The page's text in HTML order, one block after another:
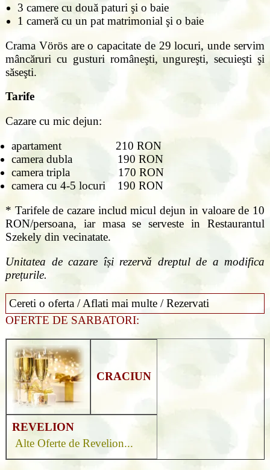
3 camere cu două paturi şi o baie
1 cameră cu un pat matrimonial şi o baie
Crama Vörös are o capacitate de 29 locuri, unde servim
mâncăruri cu gusturi româneşti, ungureşti, secuieşti şi
săseşti.
Tarife
Cazare cu mic dejun:
apartament 210 RON
camera dubla 190 RON
camera tripla 170 RON
camera cu 4-5 locuri 190 RON
* Tarifele de cazare includ micul dejun in valoare de 10
RON/persoana, iar masa se serveste in Restaurantul
Szekely din vecinatate.
Unitatea de cazare își rezervă dreptul de a modifica
prețurile.
Cereti o oferta / Aflati mai multe / Rezervati
OFERTE DE SARBATORI:
CRACIUN
REVELION
Alte Oferte de Revelion...